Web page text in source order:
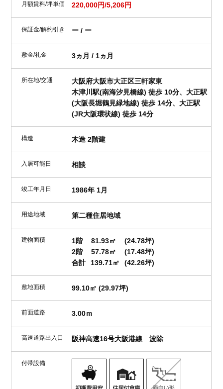
月額賃料/坪単価 220,000円/5,206円
保証金/解約引き ー / ー
敷金/礼金 3ヵ月 / 1ヵ月
所在地/交通
大阪府大阪市大正区三軒家東
木津川駅(南海汐見橋線) 徒歩 10分、大正駅
(大阪長堀鶴見緑地線) 徒歩 14分、大正駅
(JR大阪環状線) 徒歩 14分
構造 木造 2階建
入居可能日 相談
竣工年月日 1986年 1月
用途地域 第二種住居地域
建物面積 1階 81.93㎡
(24.78坪)
2階
57.78㎡
(17.48坪)
合計
139.71㎡ (42.26坪)
敷地面積 99.10㎡ (29.97坪)
前面道路 3.00ｍ
高速道路出入口 阪神高速16号大阪港線 波除
付帯設備